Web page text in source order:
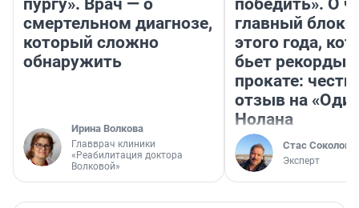
пургу». Врач — о
смертельном диагнозе,
который сложно
обнаружить
Ирина Волкова
Главврач клиники
«Реабилитация доктора
Волковой»
победить». О
главный
этого года,
бьет рекорды в
прокате:
отзыв на
Нолана
Стас Соколов
Эксперт